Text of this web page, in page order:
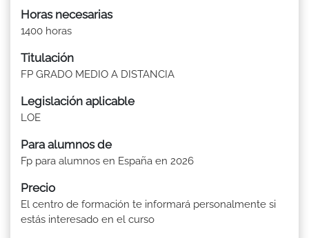
Horas necesarias
1400 horas
Titulación
FP GRADO MEDIO A DISTANCIA
Legislación aplicable
LOE
Para alumnos de
Fp para alumnos en España en 2026
Precio
El centro de formación te informará personalmente si
estás interesado en el curso